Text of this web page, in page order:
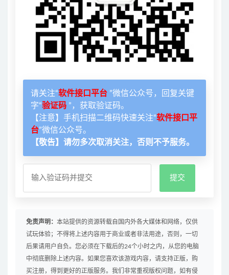
请关注“软件接口平台 ”微信公众号，回复关键
字“验证码 ”，获取验证码。
【注意】手机扫描二维码快速关注“软件接口平
台”微信公众号。
【敬告】请勿多次取消关注，否则不予服务。
免责声明： 本站提供的资源转载自国内外各大媒体和网络，仅供
试玩体验；不得将上述内容用于商业或者非法用途，否则，一切
后果请用户自负。您必须在下载后的24个小时之内，从您的电脑
中彻底删除上述内容。如果您喜欢该游戏内容，请支持正版，购
买注册，得到更好的正版服务。我们非常重视版权问题，如有侵